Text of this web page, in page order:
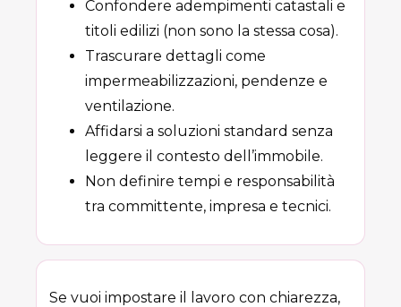
Confondere adempimenti catastali e
titoli edilizi (non sono la stessa cosa).
Trascurare dettagli come
impermeabilizzazioni, pendenze e
ventilazione.
Affidarsi a soluzioni standard senza
leggere il contesto dell’immobile.
Non definire tempi e responsabilità
tra committente, impresa e tecnici.
Se vuoi impostare il lavoro con chiarezza,